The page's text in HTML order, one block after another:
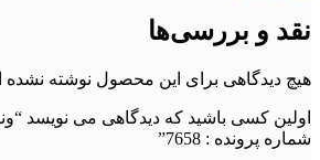
نقد و بررسی‌ها
هیچ دیدگاهی برای این محصول نوشته
شماره پرونده : 7658”